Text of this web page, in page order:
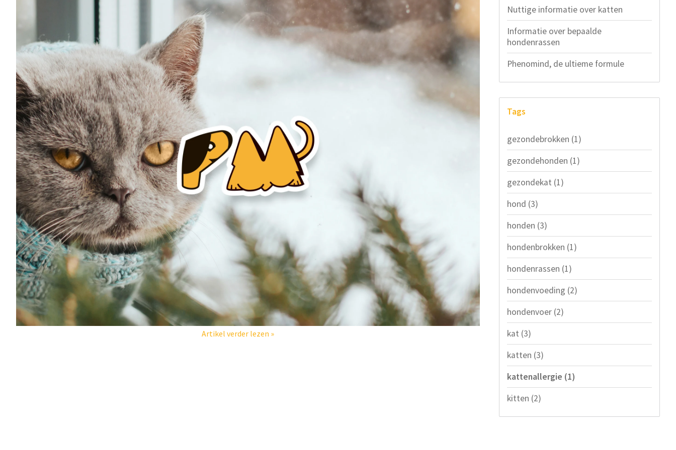
Artikel verder lezen »
Nuttige informatie over katten
Informatie over bepaalde
hondenrassen
Phenomind, de ultieme formule
Tags
gezondebrokken (1)
gezondehonden (1)
gezondekat (1)
hond (3)
honden (3)
hondenbrokken (1)
hondenrassen (1)
hondenvoeding (2)
hondenvoer (2)
kat (3)
katten (3)
kattenallergie (1)
kitten (2)